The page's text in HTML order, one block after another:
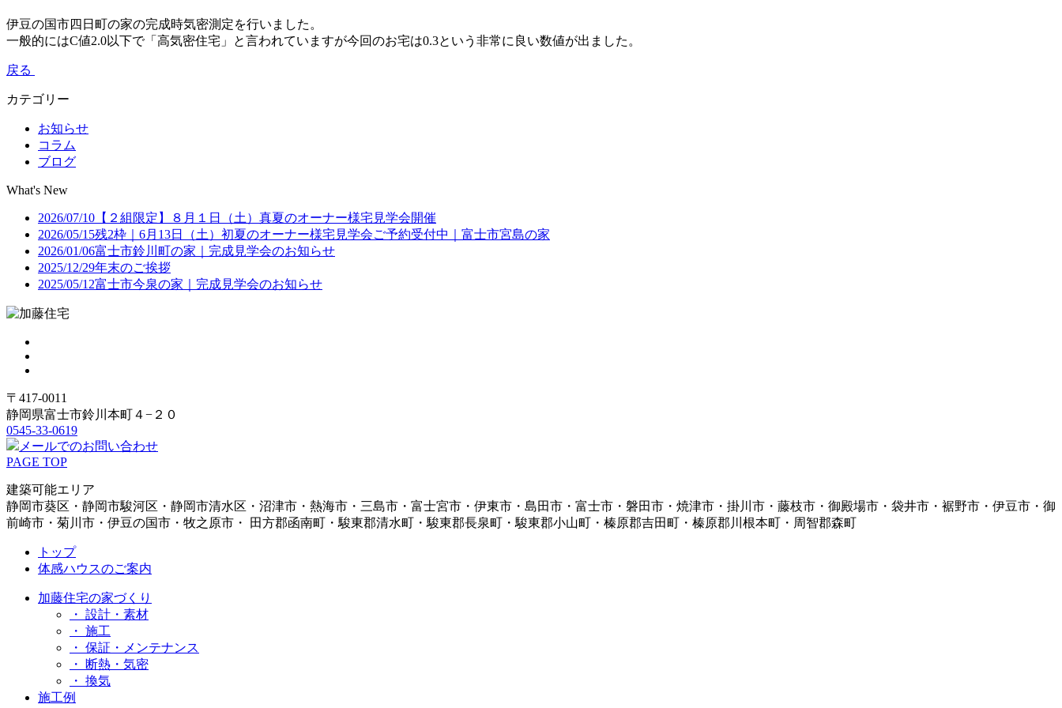
伊豆の国市四日町の家の完成時気密測定を行いました。
一般的にはC値2.0以下で「高気密住宅」と言われていますが今回のお宅は0.3という非常に良い数値が出ました。
戻る
カテゴリー
お知らせ
コラム
ブログ
What's New
2026/07/10 【２組限定】８月１日（土）真夏のオーナー様宅見学会開催
2026/05/15残2枠｜6月13日（土）初夏のオーナー様宅見学会ご予約受付中｜富士市宮島の家
2026/01/06富士市鈴川町の家｜完成見学会のお知らせ
2025/12/29年末のご挨拶
2025/05/12富士市今泉の家｜完成見学会のお知らせ
〒417-0011
静岡県富士市鈴川本町４−２０
0545-33-0619
メールでのお問い合わせ
PAGE TOP
建築可能エリア
静岡市葵区・静岡市駿河区・静岡市清水区・沼津市・熱海市・三島市・富士宮市・伊東市・島田市・富士市・磐田市・焼津市・掛川市・藤枝市・御殿場市・袋井市・裾野市・伊豆市・御
前崎市・菊川市・伊豆の国市・牧之原市・ 田方郡函南町・駿東郡清水町・駿東郡長泉町・駿東郡小山町・榛原郡吉田町・榛原郡川根本町・周智郡森町
トップ
体感ハウスのご案内
加藤住宅の家づくり
・ 設計・素材
・ 施工
・ 保証・メンテナンス
・ 断熱・気密
・ 換気
施工例